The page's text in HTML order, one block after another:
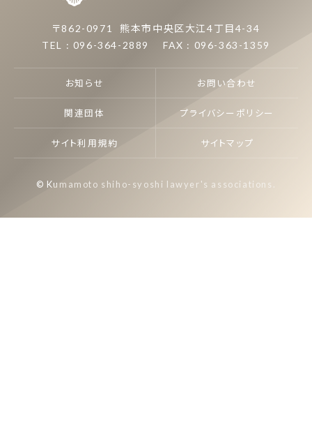
〒862-0971
熊本市中央区大江4丁目4-34
TEL : 096-364-2889
FAX : 096-363-1359
お知らせ お問い合わせ
関連団体 プライバシーポリシー
サイト利用規約 サイトマップ
© Kumamoto shiho-syoshi lawyer's associations.